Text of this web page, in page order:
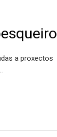
a proxectos